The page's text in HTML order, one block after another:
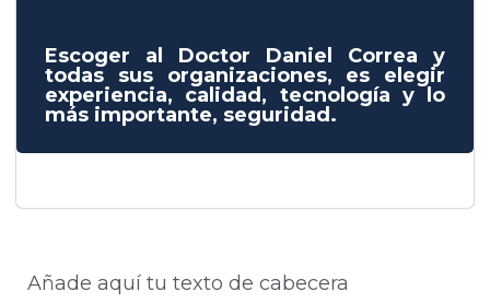
Escoger al Doctor Daniel Correa y
todas sus organizaciones, es elegir
experiencia, calidad, tecnología y lo
más importante, seguridad.
Añade aquí tu texto de cabecera